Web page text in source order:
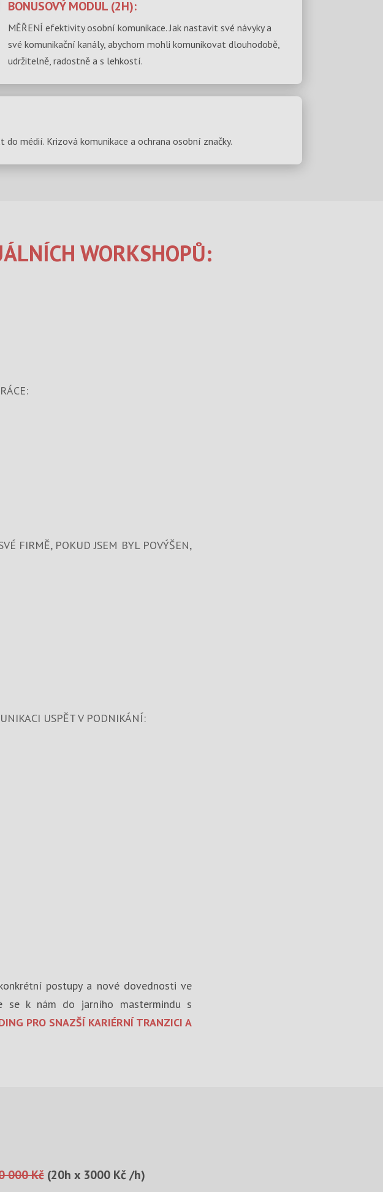
BONUSOVÝ MODUL (2H):
MĚŘENÍ efektivity osobní komunikace. Jak nastavit své návyky a
své komunikační kanály, abychom mohli komunikovat dlouhodobě,
udržitelně, radostně a s lehkostí.
médií. Krizová komunikace a ochrana osobní značky.
WORKSHOPŮ:
FIRMĚ, POKUD JSEM BYL POVÝŠEN,
USPĚT V PODNIKÁNÍ:
postupy a nové dovednosti ve
se k nám do jarního mastermindu s
PRO SNAZŠÍ KARIÉRNÍ TRANZICI A
000 Kč(20h x 3000 Kč /h)